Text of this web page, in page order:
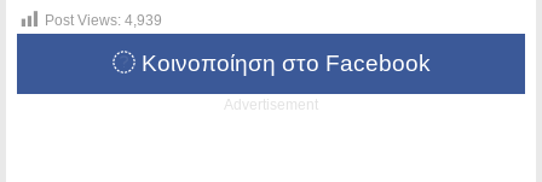
Post Views: 4,939
Κοινοποίηση στο Facebook
Advertisement